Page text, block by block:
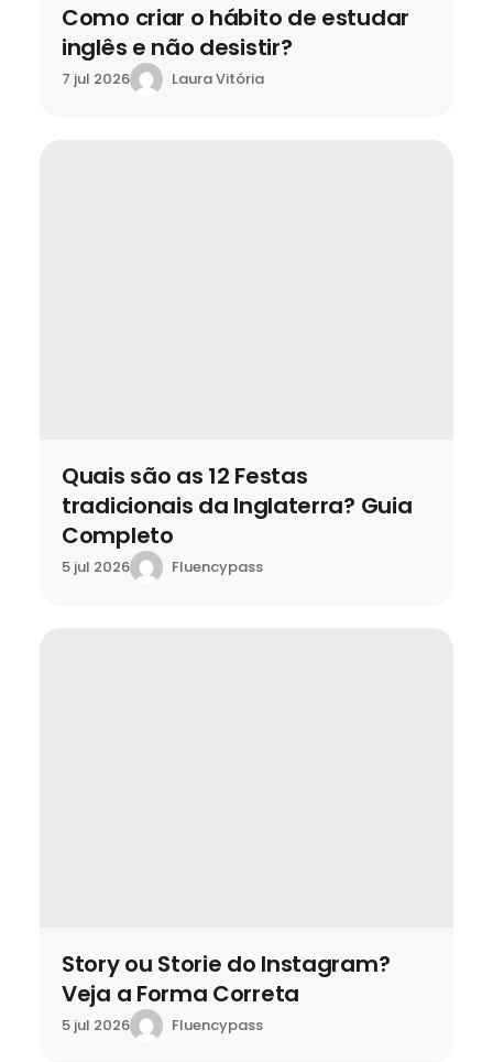
Como criar o hábito de estudar
inglês e não desistir?
7 jul 2026 Laura Vitória
Quais são as 12 Festas
tradicionais da Inglaterra? Guia
Completo
5 jul 2026 Fluencypass
Story ou Storie do Instagram?
Veja a Forma Correta
5 jul 2026 Fluencypass